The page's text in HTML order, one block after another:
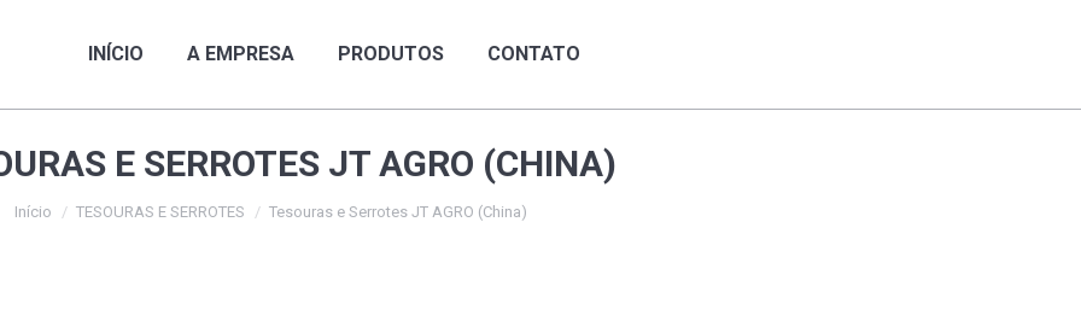
INÍCIO A EMPRESA PRODUTOS CONTATO
E SERROTES JT AGRO (CHINA)
Início TESOURAS E SERROTES Tesouras e Serrotes JT AGRO (China)
INÍCIO